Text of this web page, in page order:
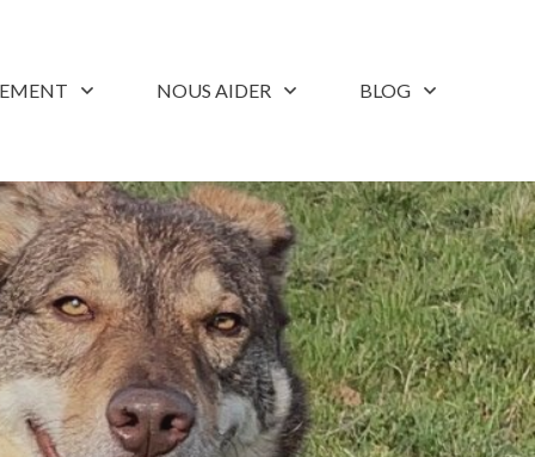
NOUS AIDER BLOG